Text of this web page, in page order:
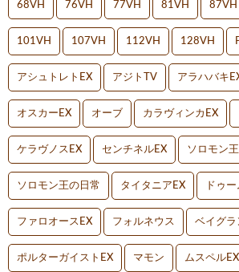
68VH 76VH 77VH 81VH 87VH
101VH 107VH 112VH 128VH
アシュトレトEX アジトTV アラハバキ
オスカーEX オーブ カラヴィンカEX
ケラヴノスEX センチネルEX ソロモン
ソロモン王の日常 タイタニアEX ドゥ
ファロオースEX フォルネウス ベイグラ
ポルターガイストEX マモン ムスペルEX